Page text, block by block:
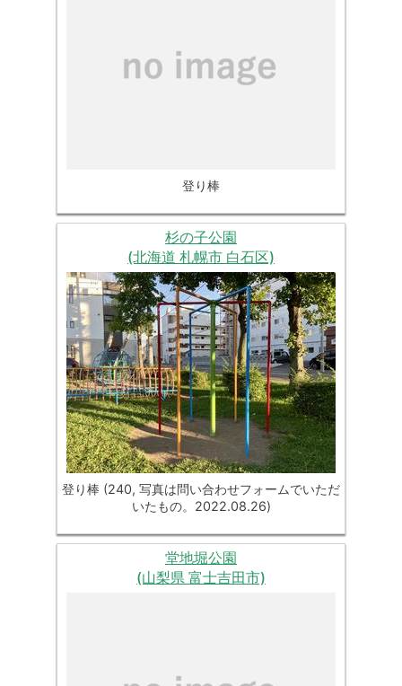
登り棒
杉の子公園
(北海道 札幌市 白石区)
登り棒 (240, 写真は問い合わせフォームでいただ
いたもの。2022.08.26)
堂地堀公園
(山梨県 富士吉田市)